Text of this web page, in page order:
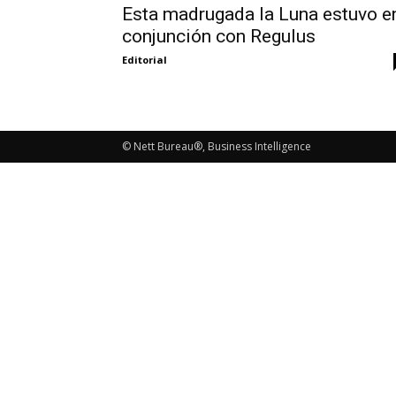
Esta madrugada la Luna estuvo
conjunción con Regulus
Editorial
© Nett Bureau®, Business Intelligence